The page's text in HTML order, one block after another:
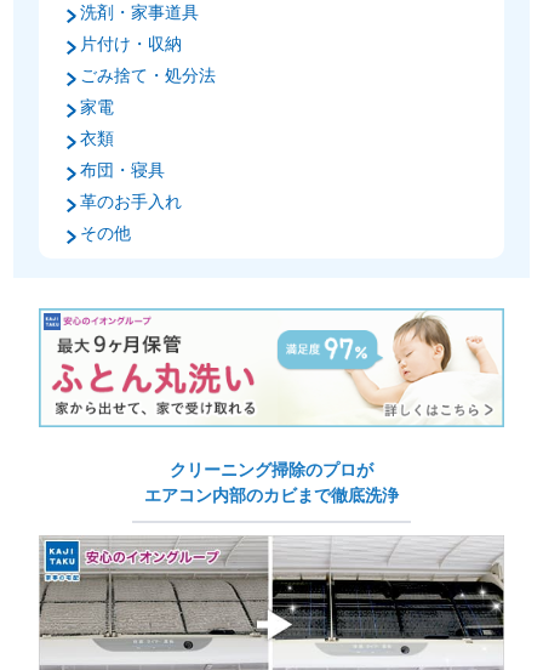
洗剤・家事道具
片付け・収納
ごみ捨て・処分法
家電
衣類
布団・寝具
革のお手入れ
その他
クリーニング掃除のプロが
エアコン内部のカビまで徹底洗浄